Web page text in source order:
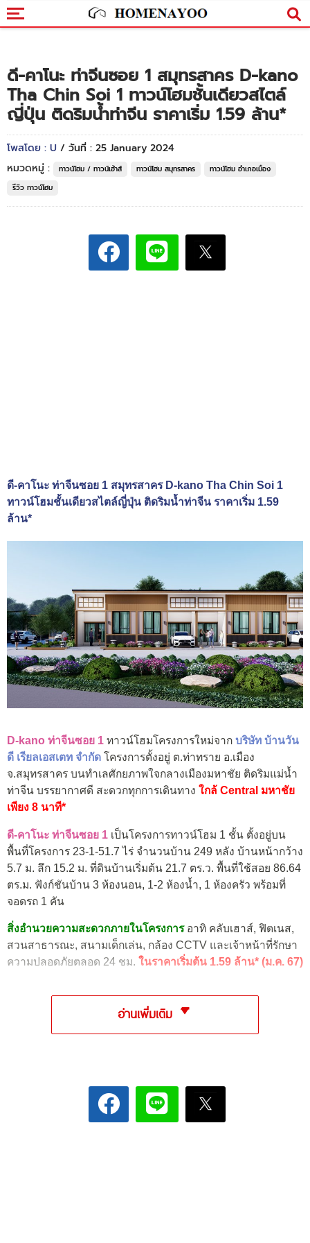
ดี-คาโนะ ท่าจีนซอย 1 สมุทรสาคร D-kano
Tha Chin Soi 1 ทาวน์โฮมชั้นเดียวสไตล์
ญี่ปุ่น ติดริมน้ำท่าจีน ราคาเริ่ม 1.59 ล้าน*
โพสโดย : U / วันที่ : 25 January 2024
หมวดหมู่ :
ทาวน์โฮม / ทาวน์เฮ้าส์ ทาวน์โฮม สมุทรสาคร
ทาวน์โฮม อำเภอเมือง
รีวิว ทาวน์โฮม
ดี-คาโนะ ท่าจีนซอย 1 สมุทรสาคร D-kano Tha Chin Soi 1
ทาวน์โฮมชั้นเดียวสไตล์ญี่ปุ่น ติดริมน้ำท่าจีน ราคาเริ่ม 1.59
ล้าน*
D-kano ท่าจีนซอย 1 ทาวน์โฮมโครงการใหม่จาก บริษัท บ้านวัน
ดี เรียลเอสเตท จำกัด โครงการตั้งอยู่ ต.ท่าทราย อ.เมือง
จ.สมุทรสาคร บนทำเลศักยภาพใจกลางเมืองมหาชัย ติดริมแม่น้ำ
ท่าจีน บรรยากาศดี สะดวกทุกการเดินทาง ใกล้ Central มหาชัย
เพียง 8 นาที*
ดี-คาโนะ ท่าจีนซอย 1 เป็นโครงการทาวน์โฮม 1 ชั้น ตั้งอยู่บน
พื้นที่โครงการ 23-1-51.7 ไร่ จำนวนบ้าน 249 หลัง บ้านหน้ากว้าง
5.7 ม. ลึก 15.2 ม. ที่ดินบ้านเริ่มต้น 21.7 ตร.ว. พื้นที่ใช้สอย 86.64
ตร.ม. ฟังก์ชันบ้าน 3 ห้องนอน, 1-2 ห้องน้ำ, 1 ห้องครัว พร้อมที่
จอดรถ 1 คัน
สิ่งอำนวยความสะดวกภายในโครงการอาทิ คลับเฮาส์, ฟิตเนส,
สวนสาธารณะ, สนามเด็กเล่น, กล้อง CCTV และเจ้าหน้าที่รักษา
ความปลอดภัยตลอด 24 ชม. ในราคาเริ่มต้น 1.59 ล้าน* (ม.ค. 67)
อ่านเพิ่มเติม